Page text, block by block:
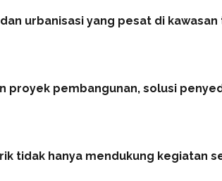
urbanisasi yang pesat di
pembangunan, solusi
tidak hanya mendukung kegiatan